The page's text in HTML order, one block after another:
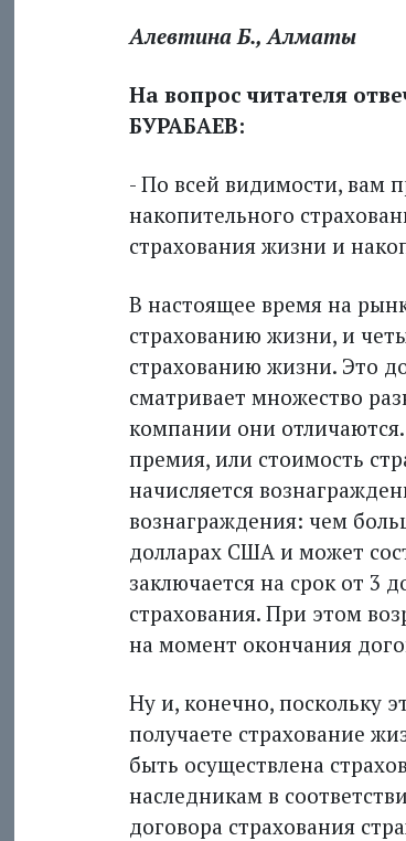
Алевтина Б., Алматы
На вопрос читателя
БУРАБАЕВ:
- По всей видимости, вам
накопительного
страхования жизни и
В настоящее время на
страхованию жизни, и
страхованию жизни. Это
сматривает множество
компании они
премия, или стоимость
начисляется
вознаграждения: чем
долларах США и может
заключается на срок от 3
страхования. При этом
на момент окончания
Ну и, конечно, поскольку
получаете страхование
быть осуществлена
наследникам в
договора страхования